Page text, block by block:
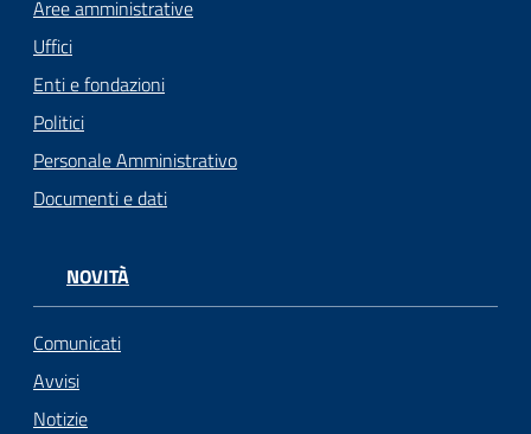
Aree amministrative
Uffici
Enti e fondazioni
Politici
Personale Amministrativo
Documenti e dati
NOVITÀ
Comunicati
Avvisi
Notizie